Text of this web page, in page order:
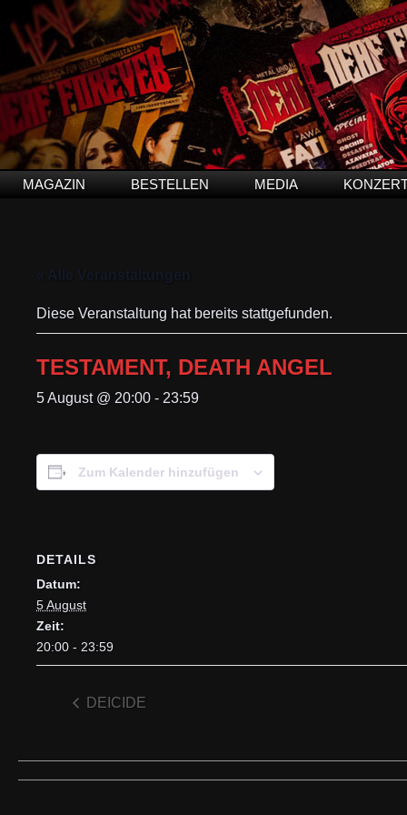
MAGAZIN BESTELLEN MEDIA
« Alle Veranstaltungen
Diese Veranstaltung hat bereits stattgefunden.
TESTAMENT, DEATH ANGEL
5 August @ 20:00 - 23:59
Zum Kalender hinzufügen
DETAILS
Datum:
5 August
Zeit:
20:00 - 23:59
DEICIDE